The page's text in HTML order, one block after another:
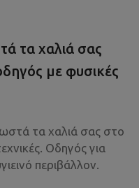
τα χαλιά σας
με φυσικές
τα χαλιά σας στο
Οδηγός για
περιβάλλον.